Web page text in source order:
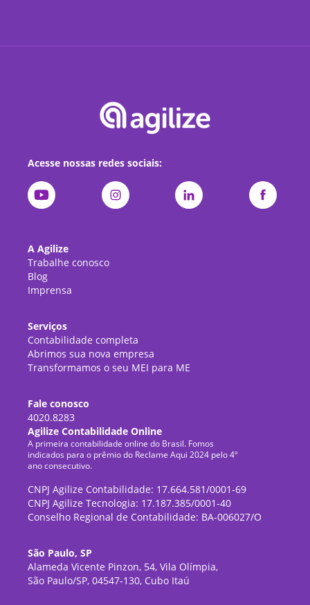
Acesse nossas redes sociais:
A Agilize
Trabalhe conosco
Blog
Imprensa
Serviços
Contabilidade completa
Abrimos sua nova empresa
Transformamos o seu MEI para ME
Fale conosco
4020.8283
Agilize Contabilidade Online
A primeira contabilidade online do Brasil. Fomos
indicados para o prêmio do Reclame Aqui 2024 pelo 4º
ano consecutivo.
CNPJ Agilize Contabilidade: 17.664.581/0001-69
CNPJ Agilize Tecnologia: 17.187.385/0001-40
Conselho Regional de Contabilidade: BA-006027/O
São Paulo, SP
Alameda Vicente Pinzon, 54, Vila Olímpia,
São Paulo/SP, 04547-130, Cubo Itaú